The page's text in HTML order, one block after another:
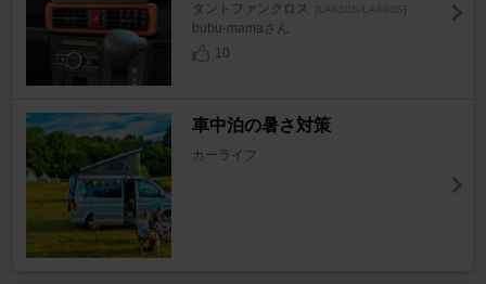
タントファンクロス [LA650S/LA660S]
bubu-mamaさん
10
車中泊の暑さ対策
カーライフ